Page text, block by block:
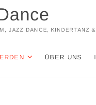
JAZZ DANCE, KINDERTANZ
ÜBER UNS